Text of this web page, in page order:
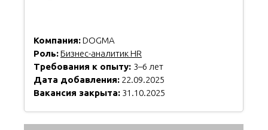
Компания:DOGMA
Роль:Бизнес-аналитик HR
Требования к опыту: 3–6 лет
Дата добавления: 22.09.2025
Вакансия закрыта: 31.10.2025